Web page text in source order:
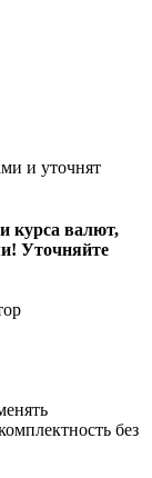
и уточнят
курса валют,
Уточняйте
без